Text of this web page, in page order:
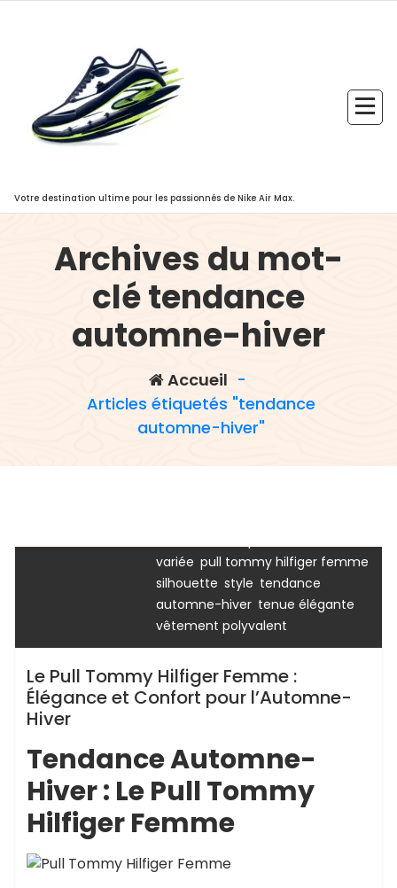
Votre destination ultime pour les passionnés de Nike Air Max.
Archives du mot-
clé tendance
automne-hiver
Accueil -
Articles étiquetés "tendance
automne-hiver"
tommy hilfiger
authenticité du pull tommy
hilfiger femme,chaudes
variée pull tommy hilfiger femme
silhouette style tendance
automne-hiver tenue élégante
vêtement polyvalent
Le Pull Tommy Hilfiger Femme :
Élégance et Confort pour l’Automne-
Hiver
Tendance Automne-
Hiver : Le Pull Tommy
Hilfiger Femme